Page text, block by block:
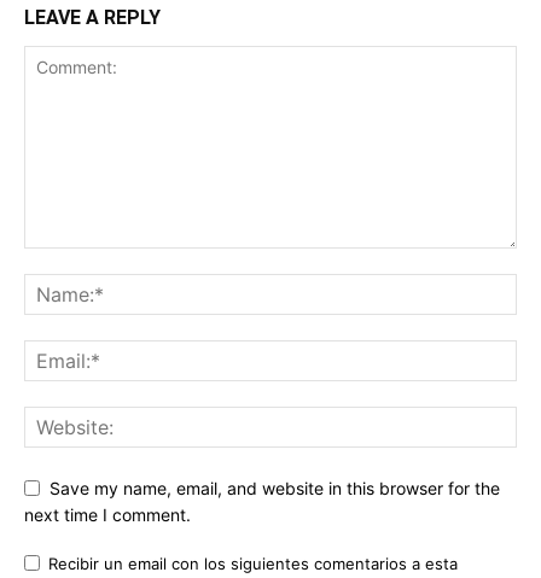
LEAVE A REPLY
Save my name, email, and website in this browser for the
next time I comment.
Recibir un email con los siguientes comentarios a esta